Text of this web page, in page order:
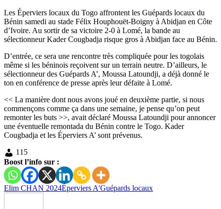
Les Éperviers locaux du Togo affrontent les Guépards locaux du
Bénin samedi au stade Félix Houphouët-Boigny à Abidjan en Côte
d’Ivoire. Au sortir de sa victoire 2-0 à Lomé, la bande au
sélectionneur Kader Cougbadja risque gros à Abidjan face au Bénin.
D’entrée, ce sera une rencontre très compliquée pour les togolais
même si les béninois reçoivent sur un terrain neutre. D’ailleurs, le
sélectionneur des Guépards A’, Moussa Latoundji, a déjà donné le
ton en conférence de presse après leur défaite à Lomé.
<< La manière dont nous avons joué en deuxième partie, si nous
commençons comme ça dans une semaine, je pense qu’on peut
remonter les buts >>, avait déclaré Moussa Latoundji pour annoncer
une éventuelle remontada du Bénin contre le Togo. Kader
Cougbadja et les Éperviers A’ sont prévenus.
115
Boost l’info sur :
Elim CHAN 2024Éperviers A'Guépards locaux